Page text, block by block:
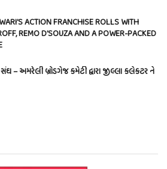
ACTION FRANCHISE ROLLS WITH
REMO D’SOUZA AND A POWER-PACKED
સંઘ – અમરેલી બ્રોડગેજ કમેટી દ્વારા જીલ્લા કલેકટર ને